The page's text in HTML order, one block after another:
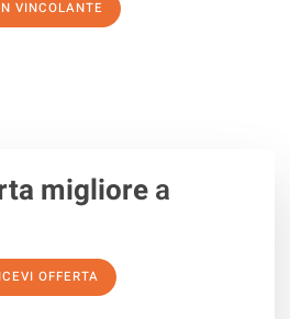
VINCOLANTE
migliorea
OFFERTA